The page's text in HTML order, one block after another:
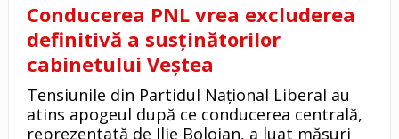
Conducerea PNL vrea excluderea
definitivă a susținătorilor
cabinetului Veștea
Tensiunile din Partidul Național Liberal au
atins apogeul după ce conducerea centrală,
reprezentată de Ilie Bolojan, a luat măsuri